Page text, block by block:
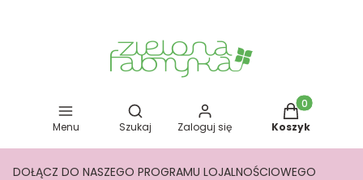
Menu
Otwórz wyszukiwarkę
Szukaj Zaloguj się
Produkty w
Koszyk
DOŁĄCZ DO NASZEGO PROGRAMU LOJALNOŚCIOWEGO